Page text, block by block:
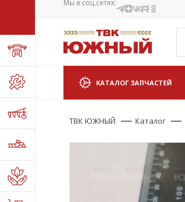
Мы в соц.сетях:
КАТАЛОГ ЗАПЧАСТЕЙ
ТВК ЮЖНЫЙ Каталог